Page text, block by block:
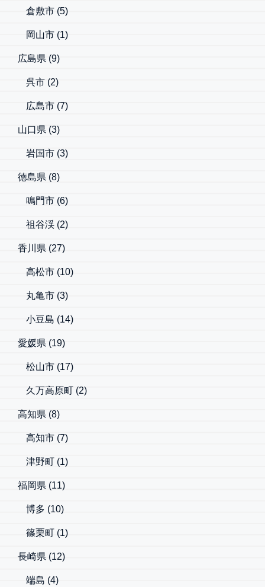
倉敷市 (5)
岡山市 (1)
広島県 (9)
呉市 (2)
広島市 (7)
山口県 (3)
岩国市 (3)
徳島県 (8)
鳴門市 (6)
祖谷渓 (2)
香川県 (27)
高松市 (10)
丸亀市 (3)
小豆島 (14)
愛媛県 (19)
松山市 (17)
久万高原町 (2)
高知県 (8)
高知市 (7)
津野町 (1)
福岡県 (11)
博多 (10)
篠栗町 (1)
長崎県 (12)
端島 (4)